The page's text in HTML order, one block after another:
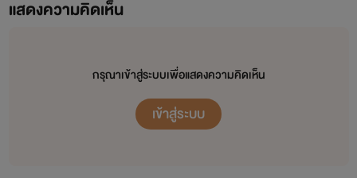
พ็อคเก็ตบุ๊ค/
ราคาหลักร้อย...
แสดงความคิดเห็น
กรุณาเข้าสู่ระบบเพื่อแสดงความคิดเห็น
เข้าสู่ระบบ